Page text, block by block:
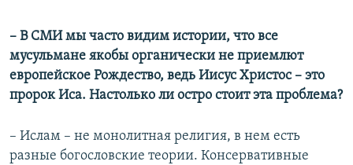
– В СМИ мы часто видим истории, что все
мусульмане якобы органически не приемлют
европейское Рождество, ведь Иисус Христос – это
пророк Иса. Настолько ли остро стоит эта проблема?
– Ислам – не монолитная религия, в нем есть
разные богословские теории. Консервативные